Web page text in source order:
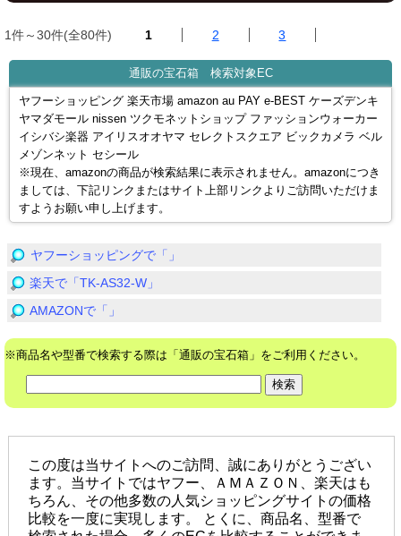
1件～30件(全80件) 1 2 3
通販の宝石箱 検索対象EC
ヤフーショッピング 楽天市場 amazon au PAY e-BEST ケーズデンキ
ヤマダモール nissen ツクモネットショップ ファッションウォーカー
イシバシ楽器 アイリスオオヤマ セレクトスクエア ビックカメラ ベル
メゾンネット セシール
※現在、amazonの商品が検索結果に表示されません。amazonにつき
ましては、下記リンクまたはサイト上部リンクよりご訪問いただけま
すようお願い申し上げます。
ヤフーショッピングで「」
楽天で「TK-AS32-W」
AMAZONで「」
※商品名や型番で検索する際は「通販の宝石箱」をご利用ください。
この度は当サイトへのご訪問、誠にありがとうござい
ます。当サイトではヤフー、ＡＭＡＺＯＮ、楽天はも
ちろん、その他多数の人気ショッピングサイトの価格
比較を一度に実現します。 とくに、商品名、型番で